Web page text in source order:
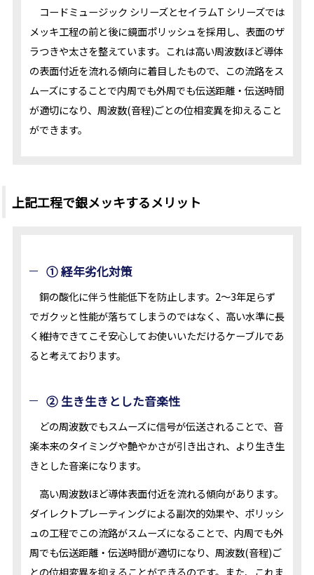
コードミュージック シリーズとセイラムT シリーズでは
メッキ工程の前と後に鏡面ポリッシュを採用し、表面のザ
ラつきや太さを整えています。これは高い周波数ほど導体
の表面付近を流れる傾向に着目したもので、この流路をス
ムーズにすることで内周でも外周でも伝送距離・伝送時間
が適切になり、周波数(音程)ごとの位相変異を抑えること
ができます。
上記工程で銀メッキするメリット
① 経年劣化対策
銅の酸化に伴う性能低下を防止します。2～3年足らず
でガクッと性能が落ちてしまうのではなく、高い水準に長
く維持できてこそ安心してお使いいただけるケーブルであ
ると考えております。
② 生き生きとした音楽性
どの周波数でもスムーズに信号が伝送されることで、音
楽本来のタイミングや艶やかさが引き出され、より生き生
きとした音楽になります。
高い周波数ほど導体表面付近を流れる傾向があります。
ダイレクトプレーティングによる副次的効果や、ポリッシ
ュの工程でこの流路がスムーズになることで、内周でも外
周でも伝送距離・伝送時間が適切になり、周波数(音程)ご
との位相変異を抑えることができるのです。また、これま